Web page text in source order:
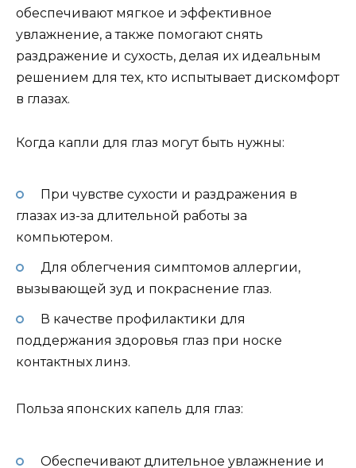
обеспечивают мягкое и эффективное
увлажнение, а также помогают снять
раздражение и сухость, делая их идеальным
решением для тех, кто испытывает дискомфорт
в глазах.
Когда капли для глаз могут быть нужны:
При чувстве сухости и раздражения в
глазах из-за длительной работы за
компьютером.
Для облегчения симптомов аллергии,
вызывающей зуд и покраснение глаз.
В качестве профилактики для
поддержания здоровья глаз при носке
контактных линз.
Польза японских капель для глаз:
Обеспечивают длительное увлажнение и